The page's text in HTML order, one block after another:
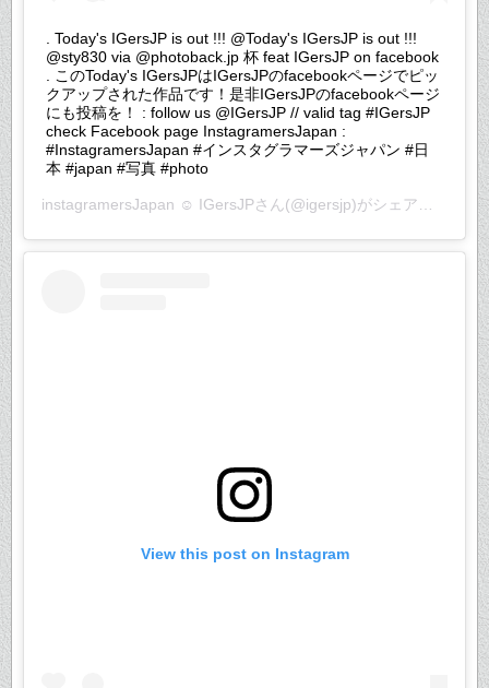
. Today's IGersJP is out !!! @Today's IGersJP is out !!!
@sty830 via @photoback.jp 杯 feat IGersJP on facebook
. このToday's IGersJPはIGersJPのfacebookページでピッ
クアップされた作品です！是非IGersJPのfacebookページ
にも投稿を！ : follow us @IGersJP // valid tag #IGersJP
check Facebook page InstagramersJapan :
#InstagramersJapan #インスタグラマーズジャパン #日
本 #japan #写真 #photo
instagramersJapan ☺︎ IGersJPさん(@igersjp)がシェアした投稿 –
View this post on Instagram